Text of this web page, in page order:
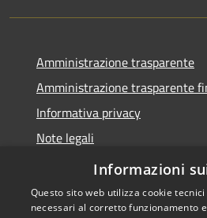
Amministrazione trasparente
Amministrazione trasparente
Informativa privacy
Note legali
Dichiarazione di accessibilità
Informazioni
Questo sito web utilizza cookie
necessari al corretto funzionamento